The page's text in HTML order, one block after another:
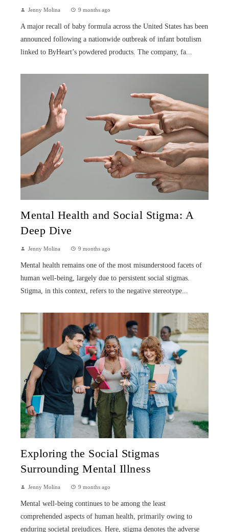
Jenny Molina 9 months ago
A major recall of baby formula across the United States has been
announced following a nationwide outbreak of infant botulism
linked to ByHeart’s powdered products. The company, fa...
Mental Health and Social Stigma: A
Deep Dive
Jenny Molina 9 months ago
Mental health remains one of the most misunderstood facets of
human well-being, largely due to persistent social stigmas.
Stigma, in this context, refers to the negative stereotype...
Exploring the Social Stigmas
Surrounding Mental Illness
Jenny Molina 9 months ago
Mental well-being continues to be among the least
comprehended aspects of human health, primarily owing to
enduring societal prejudices. Here, stigma denotes the adverse